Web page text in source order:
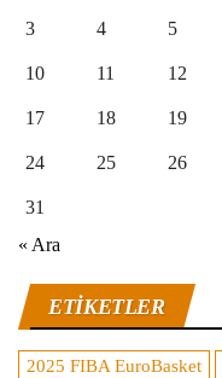
3 4 5
10 11 12
17 18 19
24 25 26
31
« Ara
ETIKETLER
2025 FIBA EuroBasket